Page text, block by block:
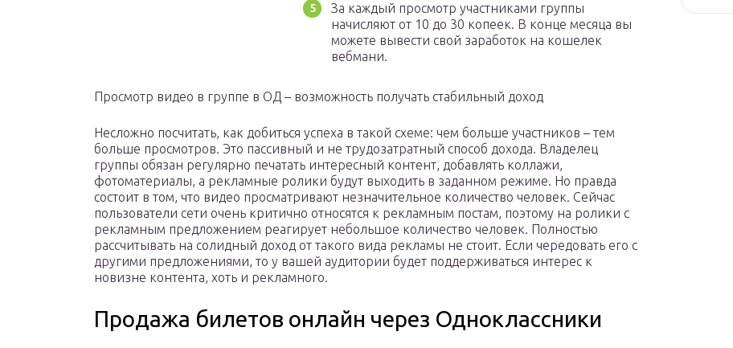
За каждый просмотр участниками группы
начисляют от 10 до 30 копеек. В конце месяца вы
можете вывести свой заработок на кошелек
вебмани.
Просмотр видео в группе в ОД – возможность получать стабильный доход
Несложно посчитать, как добиться успеха в такой схеме: чем больше участников – тем
больше просмотров. Это пассивный и не трудозатратный способ дохода. Владелец
группы обязан регулярно печатать интересный контент, добавлять коллажи,
фотоматериалы, а рекламные ролики будут выходить в заданном режиме. Но правда
состоит в том, что видео просматривают незначительное количество человек. Сейчас
пользователи сети очень критично относятся к рекламным постам, поэтому на ролики с
рекламным предложением реагирует небольшое количество человек. Полностью
рассчитывать на солидный доход от такого вида рекламы не стоит. Если чередовать его с
другими предложениями, то у вашей аудитории будет поддерживаться интерес к
новизне контента, хоть и рекламного.
Продажа билетов онлайн через Одноклассники